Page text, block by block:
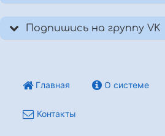
Подпишись на группу VK
Главная О системе
Контакты